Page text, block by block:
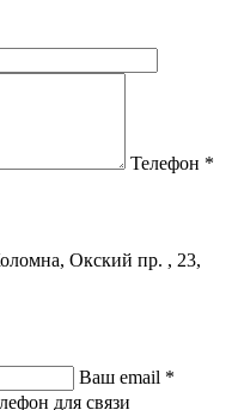
Телефон *
Окский пр. , 23,
Ваш email *
для связи